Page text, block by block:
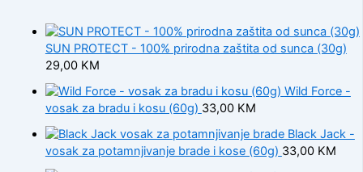
SUN PROTECT - 100% prirodna zaštita od sunca (30g)
29,00 KM
Wild Force -
vosak za bradu i kosu (60g) 33,00 KM
Black Jack -
vosak za potamnjivanje brade i kose (60g) 33,00 KM